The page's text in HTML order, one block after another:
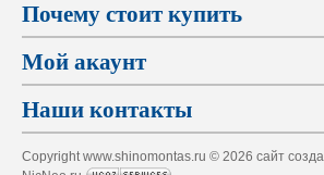
Почему стоит купить
Мой акаунт
Наши контакты
Copyright www.shinomontas.ru © 2026 сайт